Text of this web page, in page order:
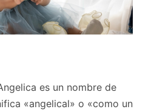
es un nombre de
«angelical» o «como un